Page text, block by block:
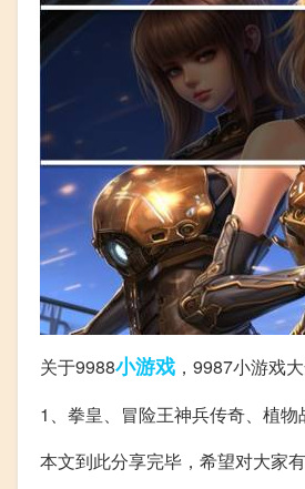
关于9988小游戏 ，9987小游戏
1、拳皇、冒险王神兵传奇、植物
本文到此分享完毕，希望对大家有